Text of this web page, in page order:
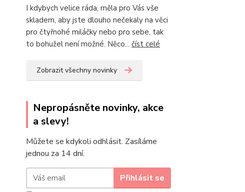
I kdybych velice ráda, měla pro Vás vše
skladem, aby jste dlouho nečekaly na věci
pro čtyřnohé miláčky nebo pro sebe, tak
to bohužel není možné. Něco... číst celé
Zobrazit všechny novinky
Nepropásněte novinky, akce
a slevy!
Můžete se kdykoli odhlásit. Zasíláme
jednou za 14 dní.
Přihlásit se